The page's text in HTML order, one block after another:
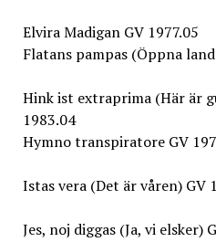
Elvira Madigan GV 1977.05
Flatans pampas (Öppna
Hink ist extraprima (Här är
1983.04
Hymno transpiratore GV
Istas vera (Det är våren) GV
Jes, noj diggas (Ja, vi elsker)